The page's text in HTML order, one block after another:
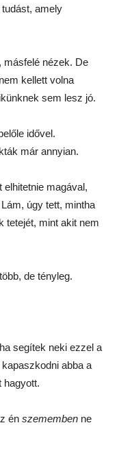
amely
másfelé nézek. De
kellett volna
sem lesz jó.
idővel.
már annyian.
magával,
úgy tett, mintha
tetejét, mint akit nem
de tényleg.
segítek neki ezzel a
abba a
hagyott.
én szememben ne